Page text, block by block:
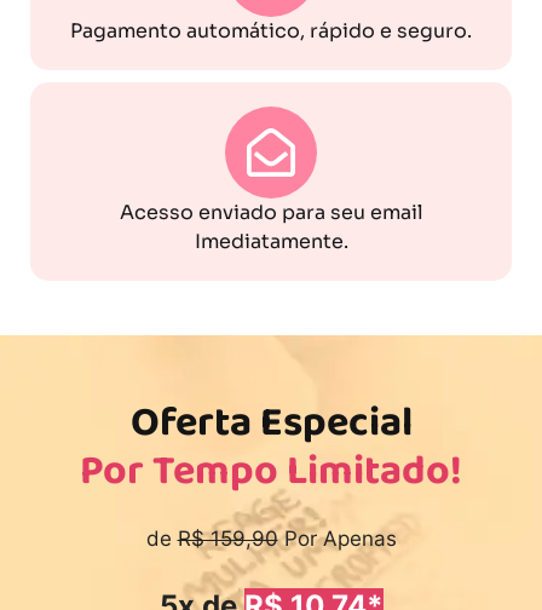
Pagamento automático, rápido e seguro.
Acesso enviado para seu email
Imediatamente.
Oferta Especial
Por Tempo Limitado!
deR$ 159,90Por Apenas